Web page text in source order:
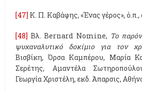
[47] Κ. Π. Καβάφης, «Ένας γέρος», ό.π.,
[48] Βλ. Bernard Nomine, Το
ψυχαναλυτικό δοκίμιο για τον
Βισβίκη, Όρσα Καμπέρου, Μαρία
Σερέτης, Αμαντέλα
Γεωργία Χριστέλη, εκδ. Άπαρσις,